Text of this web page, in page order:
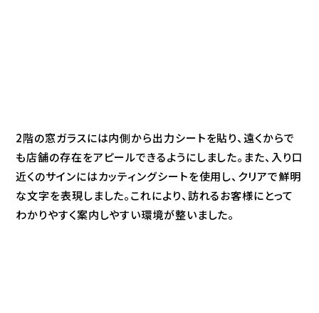
2階の窓ガラスには内側から出力シートを貼り、遠くからで
も店舗の存在をアピールできるようにしました。また、入り口
近くのサインにはカッティングシートを使用し、クリアで鮮明
な文字を表現しました。これにより、訪れるお客様にとって
わかりやすく案内しやすい環境が整いました。